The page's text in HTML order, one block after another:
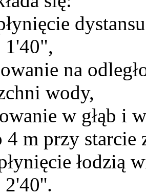
1'40",
na
wody,
w głąb i
4 m przy
łodzią